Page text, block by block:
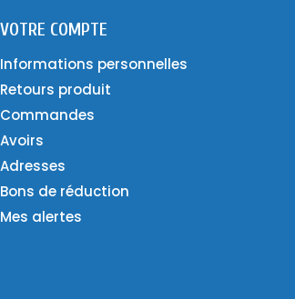
VOTRE COMPTE
Informations personnelles
Retours produit
Commandes
Avoirs
Adresses
Bons de réduction
Mes alertes